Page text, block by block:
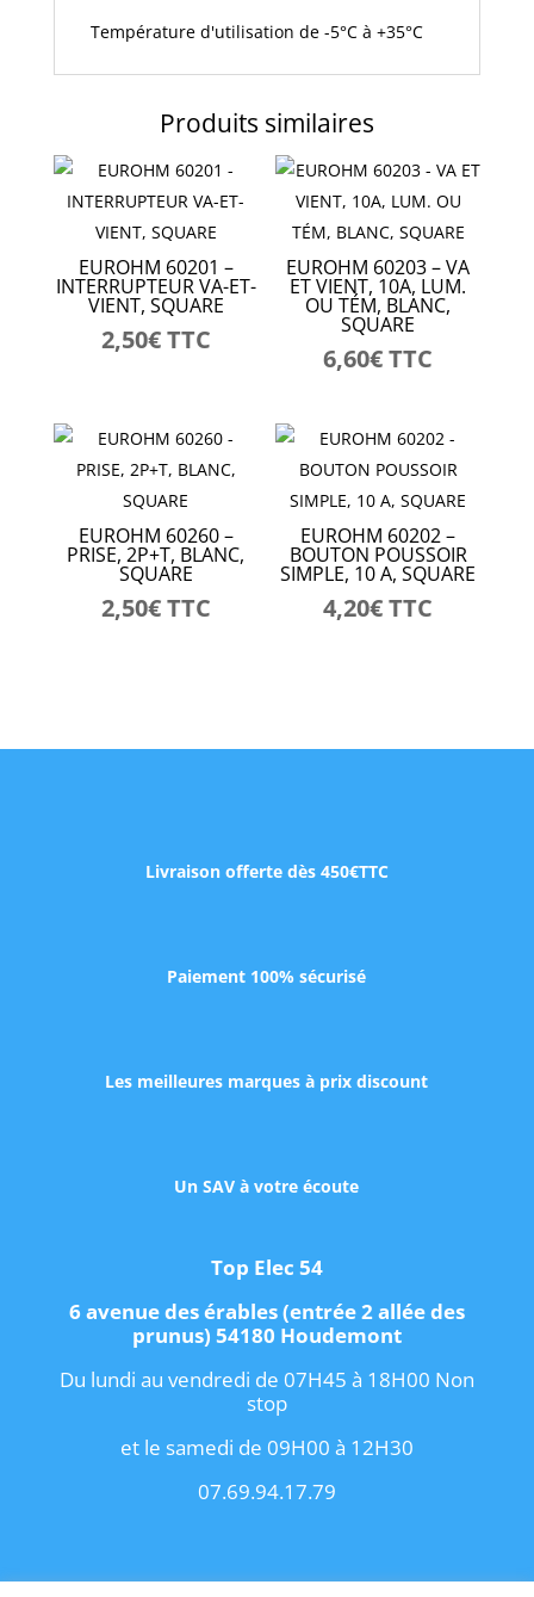
Température d'utilisation de -5°C à +35°C
Produits similaires
EUROHM 60201 –
INTERRUPTEUR VA-ET-
VIENT, SQUARE
2,50€TTC
EUROHM 60203 – VA
ET VIENT, 10A, LUM.
OU TÉM, BLANC,
SQUARE
6,60€TTC
EUROHM 60260 –
PRISE, 2P+T, BLANC,
SQUARE
2,50€TTC
EUROHM 60202 –
BOUTON POUSSOIR
SIMPLE, 10 A, SQUARE
4,20€TTC
Livraison offerte dès 450€TTC
Paiement 100% sécurisé
Les meilleures marques à prix discount
Un SAV à votre écoute
Top Elec 54
6 avenue des érables (entrée 2 allée des
prunus) 54180 Houdemont
Du lundi au vendredi de 07H45 à 18H00 Non
stop
et le samedi de 09H00 à 12H30
07.69.94.17.79
Copyright 2021 IConditions Générales de